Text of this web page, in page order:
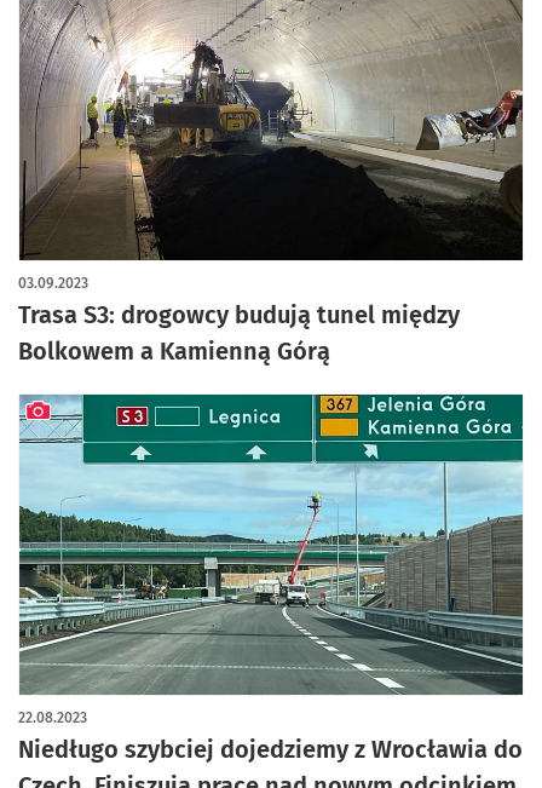
Trasa S3: drogowcy budują tunel między
Bolkowem a Kamienną Górą
03.09.2023
artykuł z galerią zdjęć
Niedługo szybciej dojedziemy z Wrocławia do
22.08.2023
artykuł z galerią zdjęć